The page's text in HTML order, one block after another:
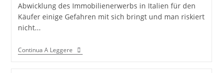
Abwicklung des Immobilienerwerbs in Italien für den
Käufer einige Gefahren mit sich bringt und man riskiert
nicht...
Continua A LeggereIMMOBILIENERWERB
IN